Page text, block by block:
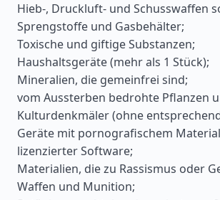
Hieb-, Druckluft- und Schusswaffen
Sprengstoffe und Gasbehälter;
Toxische und giftige Substanzen;
Haushaltsgeräte (mehr als 1 Stück);
Mineralien, die gemeinfrei sind;
vom Aussterben bedrohte Pflanzen
Kulturdenkmäler (ohne
Geräte mit pornografischem
lizenzierter Software;
Materialien, die zu Rassismus oder
Waffen und Munition;